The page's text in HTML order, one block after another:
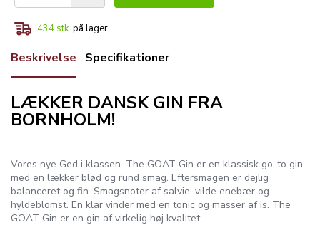
434 stk. på lager
Beskrivelse Specifikationer
LÆKKER DANSK GIN FRA
BORNHOLM!
Vores nye Ged i klassen. The GOAT Gin er en klassisk go-to gin,
med en lækker blød og rund smag. Eftersmagen er dejlig
balanceret og fin. Smagsnoter af salvie, vilde enebær og
hyldeblomst. En klar vinder med en tonic og masser af is. The
GOAT Gin er en gin af virkelig høj kvalitet.